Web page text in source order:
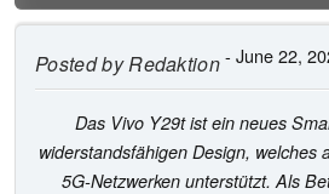
Posted byRedaktion- June 22,
Das Vivo Y29t ist ein neues
widerstandsfähigen Design, welches
5G-Netzwerken unterstützt. Als